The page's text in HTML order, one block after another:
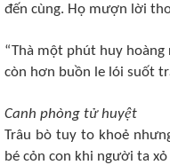
đến cùng. Họ mượn lời
“Thà một phút huy
còn hơn buồn le lói suốt
Canh phòng tử huyệt
Trâu bò tuy to khoẻ
bé cỏn con khi người ta